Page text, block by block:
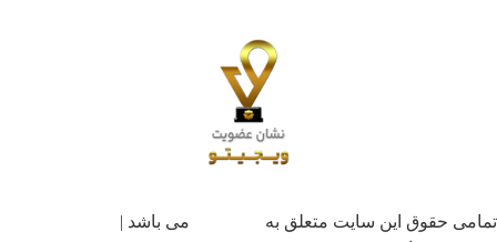
|طراحی سایت،